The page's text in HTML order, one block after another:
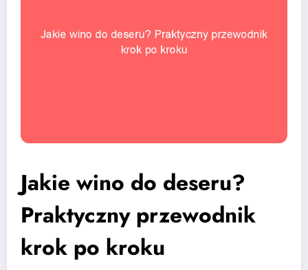
Jakie wino do deseru?
Praktyczny przewodnik
krok po kroku